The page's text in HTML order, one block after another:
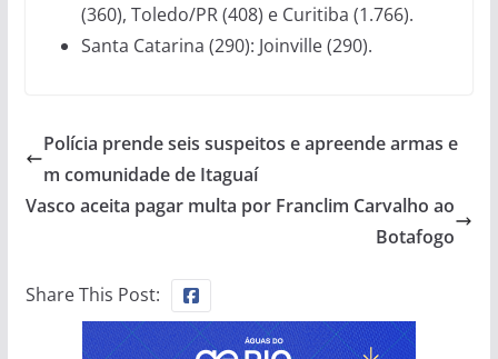
(360), Toledo/PR (408) e Curitiba (1.766).
Santa Catarina (290): Joinville (290).
Polícia prende seis suspeitos e apreende armas e
m comunidade de Itaguaí
Vasco aceita pagar multa por Franclim Carvalho ao
Botafogo
Share This Post: